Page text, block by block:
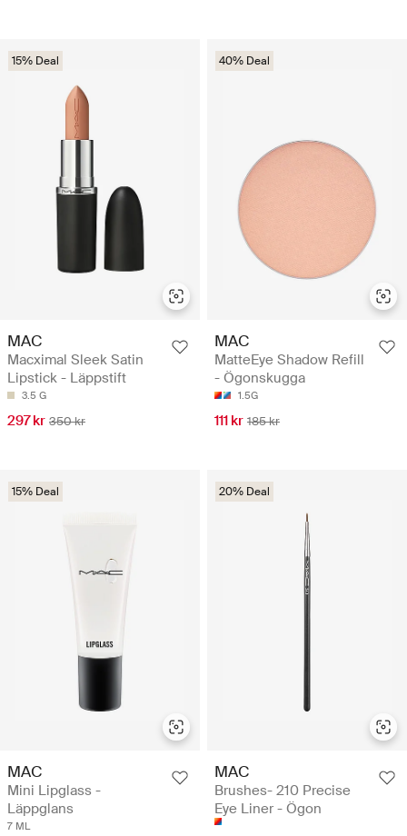
15% Deal
MAC
Macximal Sleek Satin
Lipstick - Läppstift
3.5 G
297 kr 350 kr
40% Deal
MAC
MatteEye Shadow Refill
- Ögonskugga
1.5G
111 kr 185 kr
15% Deal
MAC
Mini Lipglass -
Läppglans
7 ML
20% Deal
MAC
Brushes- 210 Precise
Eye Liner - Ögon